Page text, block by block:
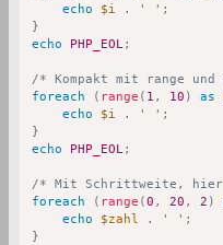
echo
$i . ' ' ;
}
echo
PHP_EOL;
/* Kompakt mit range
foreach
( range ( 1 , 10 ) as
echo
$i . ' ' ;
}
echo
PHP_EOL;
/* Mit Schrittweite,
foreach
( range (0 , 20 , 2 )
echo
$zahl . ' ' ;
}